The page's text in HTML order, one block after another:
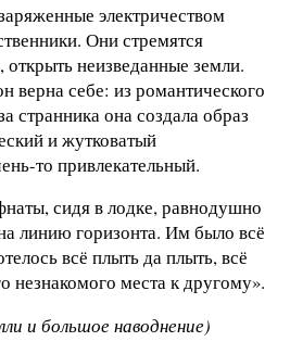
электричеством
Они стремятся
открыть неизведанные земли.
верна себе: из романтического
странника она создала образ
и жутковатый
то привлекательный.
сидя в лодке, равнодушно
линию горизонта. Им было всё
всё плыть да плыть, всё
незнакомого места к другому».
и большое наводнение)